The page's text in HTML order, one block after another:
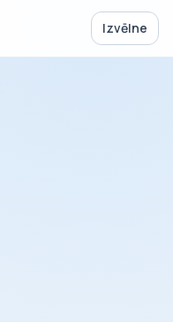
Izvēlne